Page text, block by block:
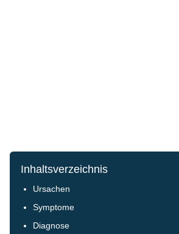
Inhaltsverzeichnis
Ursachen
Symptome
Diagnose